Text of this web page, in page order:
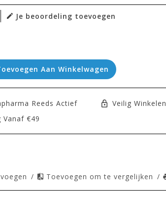
Je beoordeling toevoegen
Aan Winkelwagen
Reeds Actief
Veilig Winkelen
Vanaf €49
/ Toevoegen om te vergelijken /